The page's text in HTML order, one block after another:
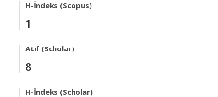
H-İndeks (Scopus)
1
Atıf (Scholar)
8
H-İndeks (Scholar)